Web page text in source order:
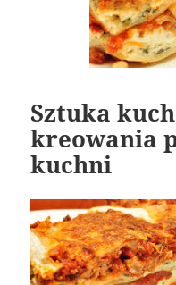
Sztuka
kreowania
kuchni